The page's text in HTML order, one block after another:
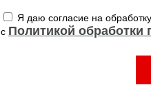
Я даю согласие на
с Политикой